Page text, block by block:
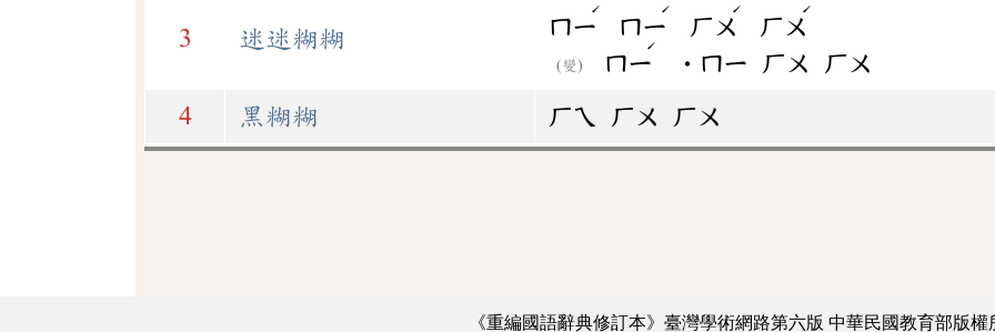
3 迷迷糊糊 ㄇㄧ
ˊ
ㄇㄧ
ˊ
ㄏㄨ
ˊ
ㄏㄨ
ˊ
(變) ㄇㄧ
ˊ
˙ㄇㄧ ㄏㄨ ㄏㄨ
4 黑糊糊 ㄏㄟ ㄏㄨ ㄏㄨ
《重編國語辭典修訂本》臺灣學術網路第六版 中華民國教育部版權